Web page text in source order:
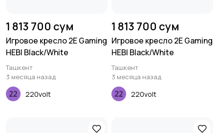
1 813 700 сум
Игровое кресло 2E Gaming
HEBI Black/White
Ташкент
3 месяца назад
220volt
1 813 700 сум
Игровое кресло 2E Gaming
HEBI Black/White
Ташкент
3 месяца назад
220volt